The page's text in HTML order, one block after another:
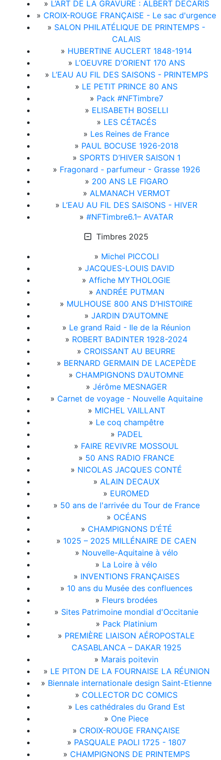
» L’ART DE LA GRAVURE : ALBERT DECARIS
» CROIX-ROUGE FRANÇAISE - Le sac d'urgence
» SALON PHILATÉLIQUE DE PRINTEMPS -
CALAIS
» HUBERTINE AUCLERT 1848-1914
» L’OEUVRE D’ORIENT 170 ANS
» L’EAU AU FIL DES SAISONS - PRINTEMPS
» LE PETIT PRINCE 80 ANS
» Pack #NFTimbre7
» ELISABETH BOSELLI
» LES CÉTACÉS
» Les Reines de France
» PAUL BOCUSE 1926-2018
» SPORTS D’HIVER SAISON 1
» Fragonard - parfumeur - Grasse 1926
» 200 ANS LE FIGARO
» ALMANACH VERMOT
» L’EAU AU FIL DES SAISONS - HIVER
» #NFTimbre6.1– AVATAR
Timbres 2025
» Michel PICCOLI
» JACQUES-LOUIS DAVID
» Affiche MYTHOLOGIE
» ANDRÉE PUTMAN
» MULHOUSE 800 ANS D’HISTOIRE
» JARDIN D’AUTOMNE
» Le grand Raid - Ile de la Réunion
» ROBERT BADINTER 1928-2024
» CROISSANT AU BEURRE
» BERNARD GERMAIN DE LACEPÈDE
» CHAMPIGNONS D’AUTOMNE
» Jérôme MESNAGER
» Carnet de voyage - Nouvelle Aquitaine
» MICHEL VAILLANT
» Le coq champêtre
» PADEL
» FAIRE REVIVRE MOSSOUL
» 50 ANS RADIO FRANCE
» NICOLAS JACQUES CONTÉ
» ALAIN DECAUX
» EUROMED
» 50 ans de l'arrivée du Tour de France
» OCÉANS
» CHAMPIGNONS D’ÉTÉ
» 1025 – 2025 MILLÉNAIRE DE CAEN
» Nouvelle-Aquitaine à vélo
» La Loire à vélo
» INVENTIONS FRANÇAISES
» 10 ans du Musée des confluences
» Fleurs brodées
» Sites Patrimoine mondial d'Occitanie
» Pack Platinium
» PREMIÈRE LIAISON AÉROPOSTALE
CASABLANCA – DAKAR 1925
» Marais poitevin
» LE PITON DE LA FOURNAISE LA RÉUNION
» Biennale internationale design Saint-Etienne
» COLLECTOR DC COMICS
» Les cathédrales du Grand Est
» One Piece
» CROIX-ROUGE FRANÇAISE
» PASQUALE PAOLI 1725 - 1807
» CHAMPIGNONS DE PRINTEMPS